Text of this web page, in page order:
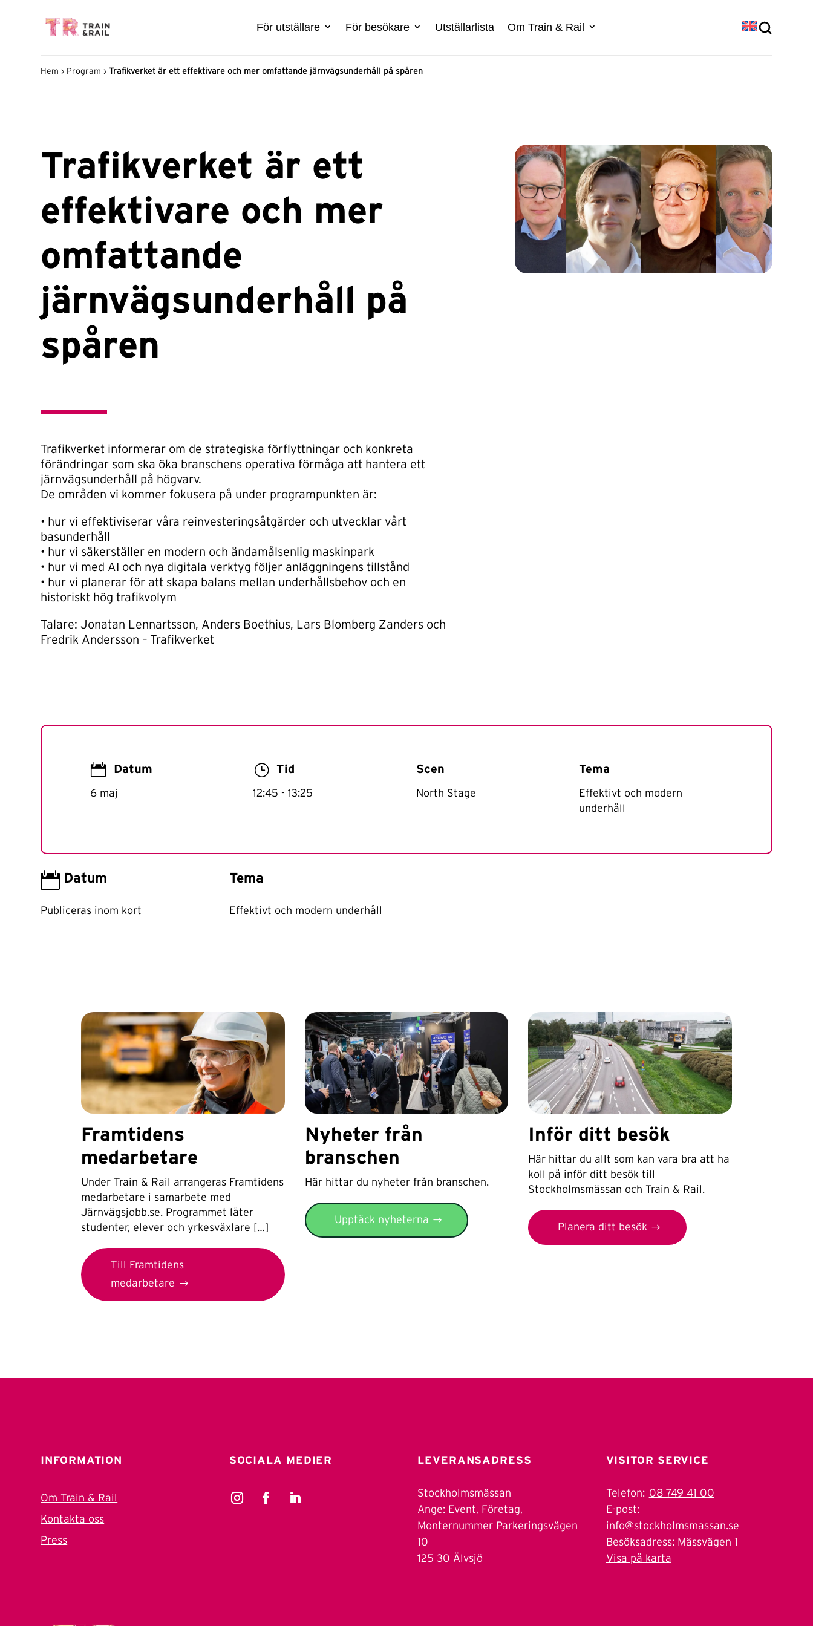
För utställare För besökare Utställarlista Om Train & Rail
Hem › Program › Trafikverket är ett effektivare och mer omfattande järnvägsunderhåll på spåren
Trafikverket är ett
effektivare och mer
omfattande
järnvägsunderhåll på
spåren
Trafikverket informerar om de strategiska förflyttningar och konkreta
förändringar som ska öka branschens operativa förmåga att hantera ett
järnvägsunderhåll på högvarv.
De områden vi kommer fokusera på under programpunkten är:
• hur vi effektiviserar våra reinvesteringsåtgärder och utvecklar vårt
basunderhåll
• hur vi säkerställer en modern och ändamålsenlig maskinpark
• hur vi med AI och nya digitala verktyg följer anläggningens tillstånd
• hur vi planerar för att skapa balans mellan underhållsbehov och en
historiskt hög trafikvolym
Talare: Jonatan Lennartsson, Anders Boethius, Lars Blomberg Zanders och
Fredrik Andersson – Trafikverket
 Datum
6 maj
} Tid
12:45 - 13:25
Scen
North Stage
Tema
Effektivt och modern
underhåll
 Datum
Publiceras inom kort
Tema
Effektivt och modern underhåll
Framtidens
medarbetare
Under Train & Rail arrangeras Framtidens
medarbetare i samarbete med
Järnvägsjobb.se. Programmet låter
studenter, elever och yrkesväxlare […]
Till Framtidens
medarbetare
Nyheter från
branschen
Här hittar du nyheter från branschen.
Upptäck nyheterna
Inför ditt besök
Här hittar du allt som kan vara bra att ha
koll på inför ditt besök till
Stockholmsmässan och Train & Rail.
Planera ditt besök
INFORMATION
Om Train & Rail
Kontakta oss
Press
SOCIALA MEDIER LEVERANSADRESS
Stockholmsmässan
Ange: Event, Företag,
Monternummer Parkeringsvägen
10
125 30 Älvsjö
VISITOR SERVICE
Telefon: 08 749 41 00
E-post:
info@stockholmsmassan.se
Besöksadress: Mässvägen 1
Visa på karta